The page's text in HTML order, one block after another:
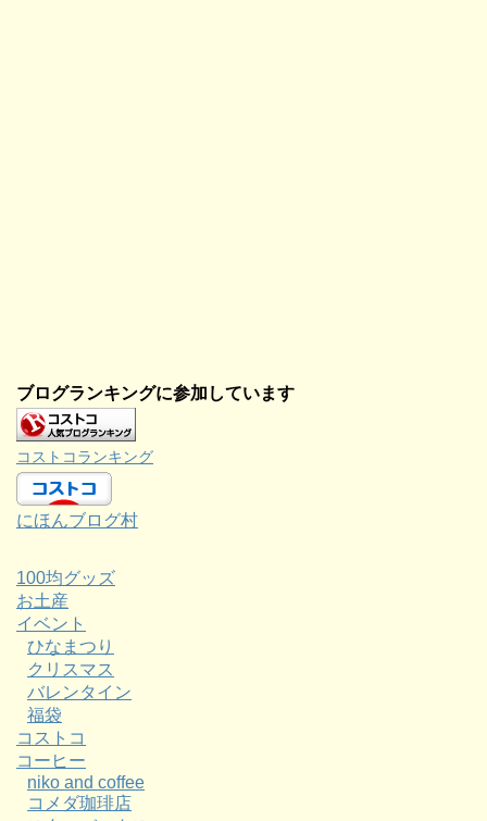
ブログランキングに参加しています
コストコランキング
にほんブログ村
100均グッズ
お土産
イベント
ひなまつり
クリスマス
バレンタイン
福袋
コストコ
コーヒー
niko and coffee
コメダ珈琲店